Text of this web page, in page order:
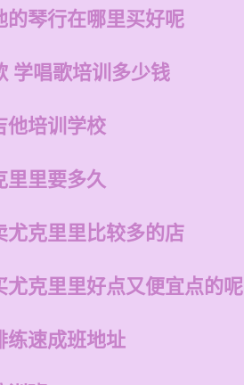
的琴行在哪里买好呢
学唱歌培训多少钱
他培训学校
里里要多久
尤克里里比较多的店
尤克里里好点又便宜点的呢
练速成班地址